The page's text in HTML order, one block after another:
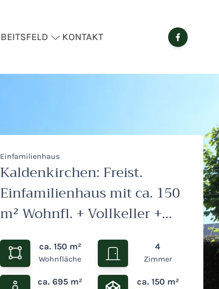
KONTAKT
Einfamilienhaus
Kaldenkirchen: Freist.
Einfamilienhaus mit ca. 150
m² Wohnfl. + Vollkeller +
großer Ausbaureserve
ca. 150 m²
Wohnfläche
4
Zimmer
ca. 695 m² ca. 150 m²